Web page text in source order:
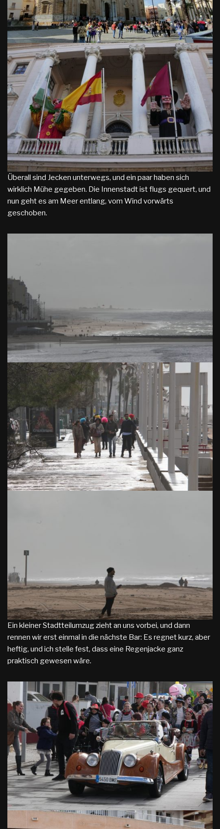
Überall sind Jecken unterwegs, und ein paar haben sich
wirklich Mühe gegeben. Die Innenstadt ist flugs gequert, und
nun geht es am Meer entlang, vom Wind vorwärts
geschoben.
Ein kleiner Stadtteilumzug zieht an uns vorbei, und dann
rennen wir erst einmal in die nächste Bar: Es regnet kurz, aber
heftig, und ich stelle fest, dass eine Regenjacke ganz
praktisch gewesen wäre.